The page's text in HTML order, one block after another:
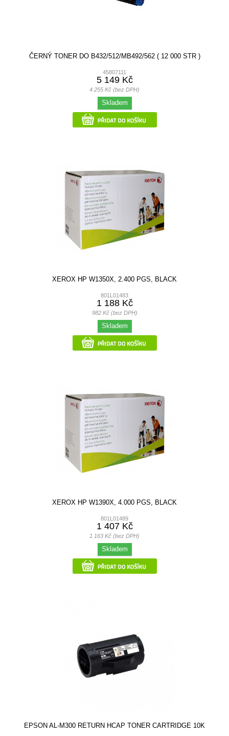
ČERNÝ TONER DO B432/512/MB492/562 ( 12 000 STR )
45807111
5 149 Kč
4 255 Kč (bez DPH)
Skladem
XEROX HP W1350X, 2.400 PGS, BLACK
801L01483
1 188 Kč
982 Kč (bez DPH)
Skladem
XEROX HP W1390X, 4.000 PGS, BLACK
801L01489
1 407 Kč
1 163 Kč (bez DPH)
Skladem
EPSON AL-M300 RETURN HCAP TONER CARTRIDGE 10K